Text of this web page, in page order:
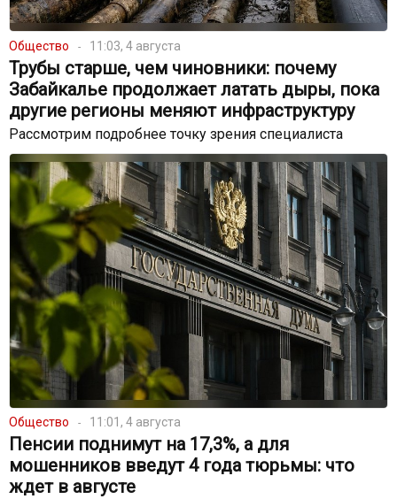
Общество 11:03, 4 августа
Трубы старше, чем чиновники: почему
Забайкалье продолжает латать дыры, пока
другие регионы меняют инфраструктуру
Рассмотрим подробнее точку зрения специалиста
Общество 11:01, 4 августа
Пенсии поднимут на 17,3%, а для
мошенников введут 4 года тюрьмы: что
ждет в августе